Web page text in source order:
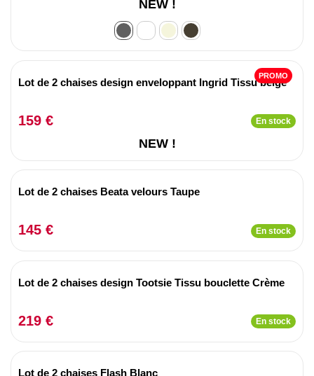
NEW !
Lot de 2 chaises design enveloppant Ingrid Tissu beige
159 € En stock
NEW !
PROMO
Lot de 2 chaises Beata velours Taupe
145 € En stock
Lot de 2 chaises design Tootsie Tissu bouclette Crème
219 € En stock
Lot de 2 chaises Flash Blanc